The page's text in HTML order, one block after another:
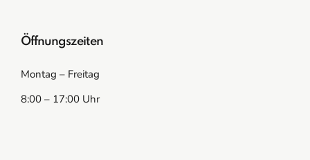
Öffnungszeiten
Montag – Freitag
8:00 – 17:00 Uhr